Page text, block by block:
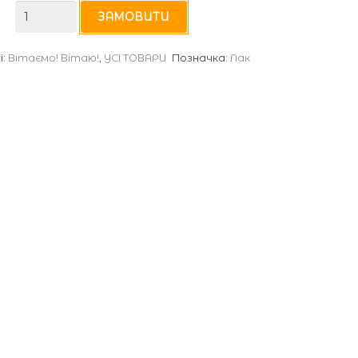
М-4820
ЗАМОВИТИ
Вітаємо! Вітаю! УСІ ТОВАРИ Позначка: Лак